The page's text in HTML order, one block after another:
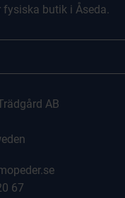
butik i Åseda.
AB
67